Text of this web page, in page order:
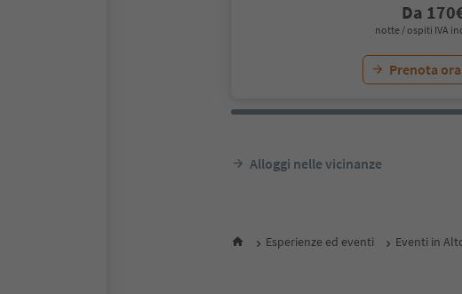
Da 170
notte / ospiti IVA
Prenota ora
Alloggi nelle vicinanze
Esperienze ed eventi Eventi in